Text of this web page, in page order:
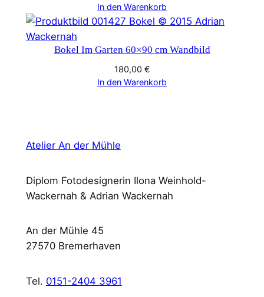
In den Warenkorb
Bokel Im Garten 60×90 cm Wandbild
180,00 €
In den Warenkorb
Atelier An der Mühle
Diplom Fotodesignerin Ilona Weinhold-
Wackernah & Adrian Wackernah
An der Mühle 45
27570 Bremerhaven
Tel. 0151-2404 3961